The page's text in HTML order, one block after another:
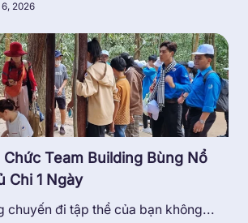
2026
Team Building Bùng Nổ
Chi 1 Ngày
chuyến đi tập thể của bạn không...